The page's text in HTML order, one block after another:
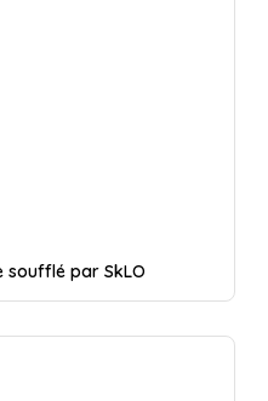
soufflé par SkLO